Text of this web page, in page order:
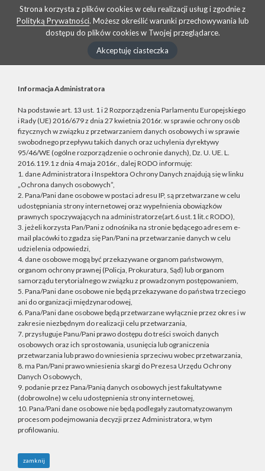
Strona korzysta z plików cookies w celu realizacji usług i zgodnie z
Polityką Prywatności. Możesz określić warunki przechowywania lub
dostępu do plików cookies w Twojej przeglądarce.
Akceptuję ciasteczka
Informacja Administratora
Na podstawie art. 13 ust. 1 i 2 Rozporządzenia Parlamentu Europejskiego
i Rady (UE) 2016/679 z dnia 27 kwietnia 2016r. w sprawie ochrony osób
fizycznych w związku z przetwarzaniem danych osobowych i w sprawie
swobodnego przepływu takich danych oraz uchylenia dyrektywy
95/46/WE (ogólne rozporządzenie o ochronie danych), Dz. U. UE. L.
2016.119.1 z dnia 4 maja 2016r., dalej RODO informuję:
1. dane Administratora i Inspektora Ochrony Danych znajdują się w linku
„Ochrona danych osobowych”,
2. Pana/Pani dane osobowe w postaci adresu IP, są przetwarzane w celu
udostępniania strony internetowej oraz wypełnienia obowiązków
prawnych spoczywających na administratorze(art.6 ust.1 lit.c RODO),
3. jeżeli korzysta Pan/Pani z odnośnika na stronie będącego adresem e-
mail placówki to zgadza się Pan/Pani na przetwarzanie danych w celu
udzielenia odpowiedzi,
4. dane osobowe mogą być przekazywane organom państwowym,
organom ochrony prawnej (Policja, Prokuratura, Sąd) lub organom
samorządu terytorialnego w związku z prowadzonym postępowaniem,
5. Pana/Pani dane osobowe nie będą przekazywane do państwa trzeciego
ani do organizacji międzynarodowej,
6. Pana/Pani dane osobowe będą przetwarzane wyłącznie przez okres i w
zakresie niezbędnym do realizacji celu przetwarzania,
7. przysługuje Panu/Pani prawo dostępu do treści swoich danych
osobowych oraz ich sprostowania, usunięcia lub ograniczenia
przetwarzania lub prawo do wniesienia sprzeciwu wobec przetwarzania,
8. ma Pan/Pani prawo wniesienia skargi do Prezesa Urzędu Ochrony
Danych Osobowych,
9. podanie przez Pana/Panią danych osobowych jest fakultatywne
(dobrowolne) w celu udostępnienia strony internetowej,
10. Pana/Pani dane osobowe nie będą podlegały zautomatyzowanym
procesom podejmowania decyzji przez Administratora, w tym
profilowaniu.
zamknij